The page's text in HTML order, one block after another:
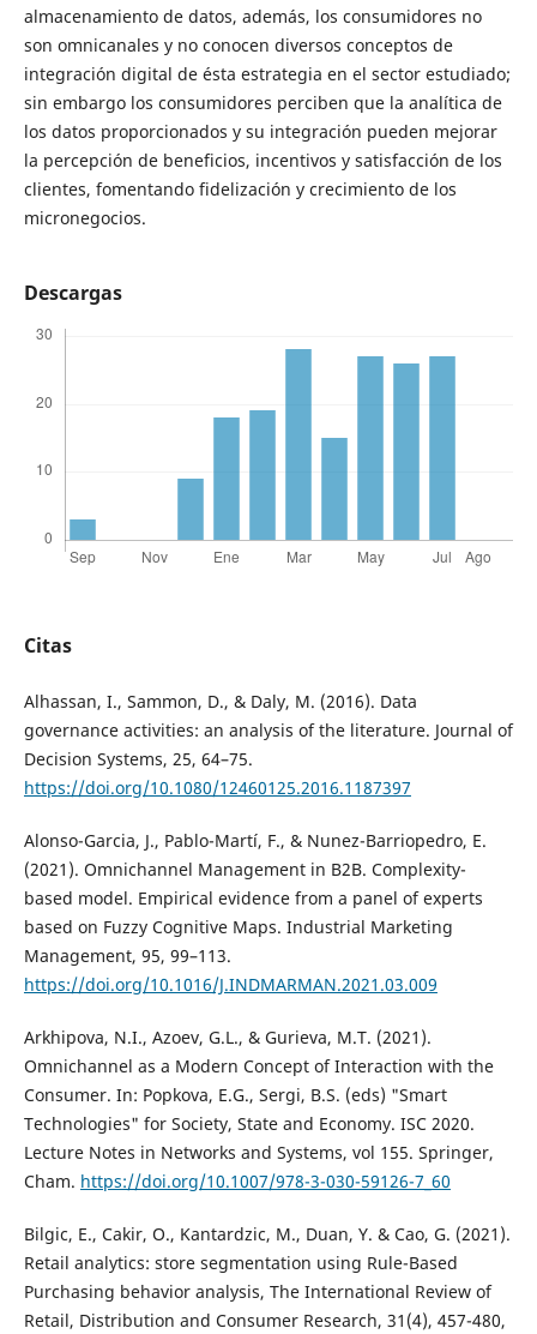
almacenamiento de datos, además, los consumidores no
son omnicanales y no conocen diversos conceptos de
integración digital de ésta estrategia en el sector estudiado;
sin embargo los consumidores perciben que la analítica de
los datos proporcionados y su integración pueden mejorar
la percepción de beneficios, incentivos y satisfacción de los
clientes, fomentando fidelización y crecimiento de los
micronegocios.
Descargas
Citas
Alhassan, I., Sammon, D., & Daly, M. (2016). Data
governance activities: an analysis of the literature. Journal of
Decision Systems, 25, 64–75.
https://doi.org/10.1080/12460125.2016.1187397
Alonso-Garcia, J., Pablo-Martí, F., & Nunez-Barriopedro, E.
(2021). Omnichannel Management in B2B. Complexity-
based model. Empirical evidence from a panel of experts
based on Fuzzy Cognitive Maps. Industrial Marketing
Management, 95, 99–113.
https://doi.org/10.1016/J.INDMARMAN.2021.03.009
Arkhipova, N.I., Azoev, G.L., & Gurieva, M.T. (2021).
Omnichannel as a Modern Concept of Interaction with the
Consumer. In: Popkova, E.G., Sergi, B.S. (eds) "Smart
Technologies" for Society, State and Economy. ISC 2020.
Lecture Notes in Networks and Systems, vol 155. Springer,
Cham. https://doi.org/10.1007/978-3-030-59126-7_60
Bilgic, E., Cakir, O., Kantardzic, M., Duan, Y. & Cao, G. (2021).
Retail analytics: store segmentation using Rule-Based
Purchasing behavior analysis, The International Review of
Retail, Distribution and Consumer Research, 31(4), 457-480,